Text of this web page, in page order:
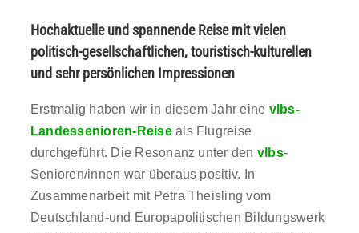
Hochaktuelle und spannende Reisemit vielen
politisch-gesellschaftlichen, touristisch-kulturellen
und sehr persönlichen Impressionen
Erstmalig haben wir in diesem Jahr eine vlbs-
Landessenioren-Reiseals Flugreise
durchgeführt. Die Resonanz unter den vlbs-
Senioren/innen war überaus positiv. In
Zusammenarbeit mit Petra Theisling vom
Deutschland-und Europapolitischen Bildungswerk